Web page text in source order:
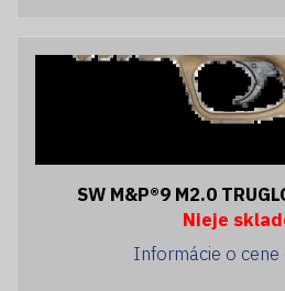
SW M&P®9 M2.0
Nieje
Informácie o